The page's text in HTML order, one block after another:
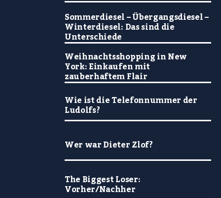
Sommerdiesel – Übergangsdiesel –
Winterdiesel: Das sind die
Unterschiede
Weihnachtsshopping in New
York: Einkaufen mit
zauberhaftem Flair
Wie ist die Telefonnummer der
Ludolfs?
Wer war Dieter Zlof?
The Biggest Loser:
Vorher/Nachher